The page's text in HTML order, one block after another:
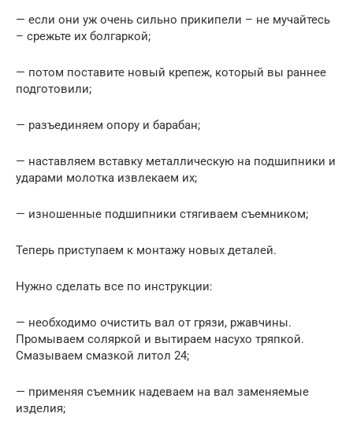
— если они уж очень сильно прикипели – не мучайтесь
– срежьте их болгаркой;
— потом поставите новый крепеж, который вы раннее
подготовили;
— разъединяем опору и барабан;
— наставляем вставку металлическую на подшипники и
ударами молотка извлекаем их;
— изношенные подшипники стягиваем съемником;
Теперь приступаем к монтажу новых деталей.
Нужно сделать все по инструкции:
— необходимо очистить вал от грязи, ржавчины.
Промываем соляркой и вытираем насухо тряпкой.
Смазываем смазкой литол 24;
— применяя съемник надеваем на вал заменяемые
изделия;